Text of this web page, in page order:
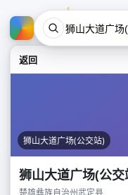
返回
狮山大道广场(公交站)
狮山大道广场(公交
楚雄彝族自治州武定县